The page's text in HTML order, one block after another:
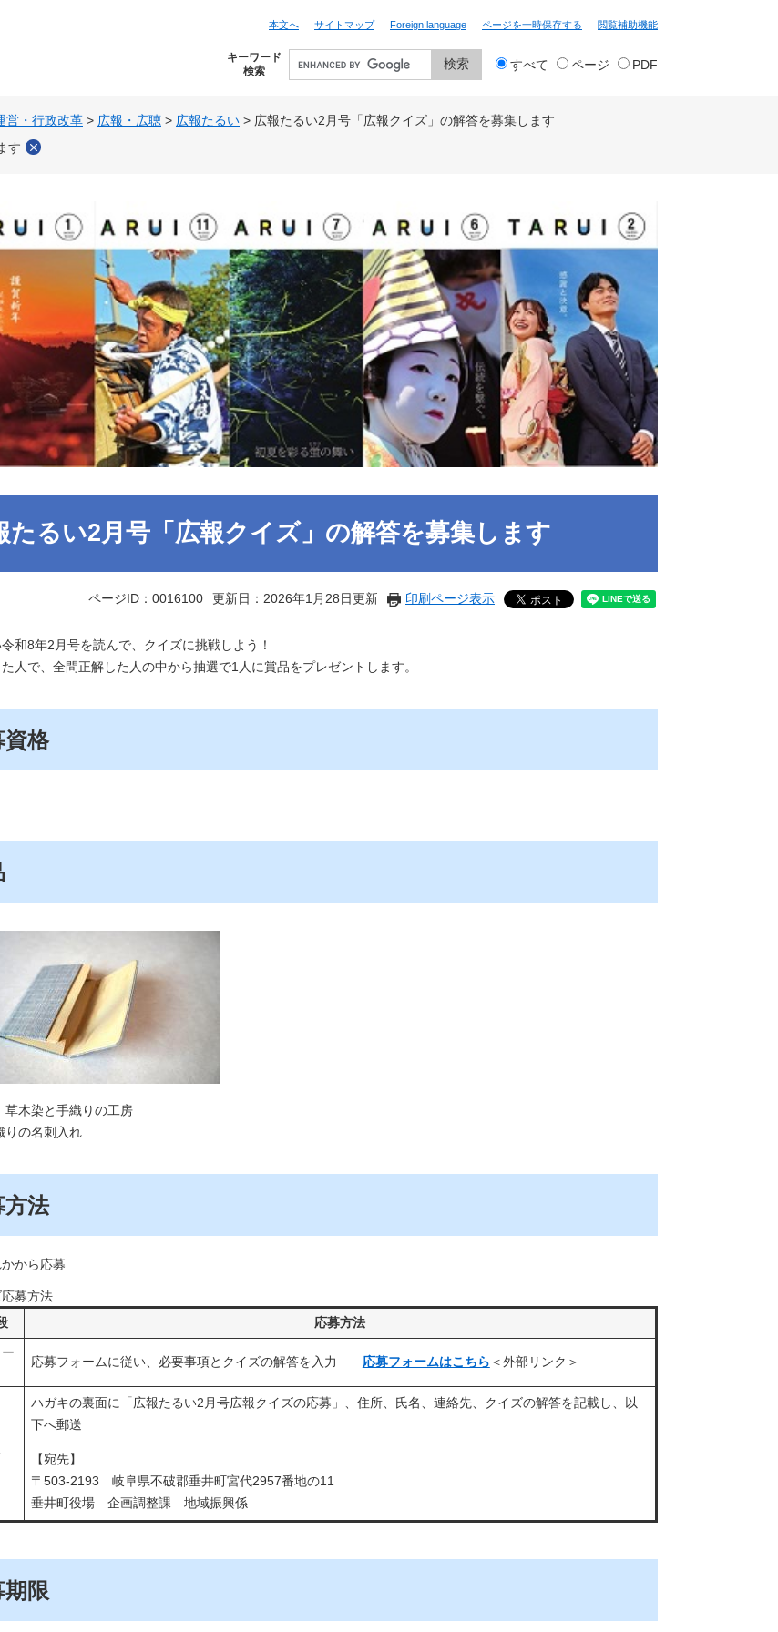
本文へ サイトマップ Foreign language ページを一時保存する 閲覧補助機能
キーワード
検索
検
象
すべて ページ PDF
営・行政改革 > 広報・広聴 > 広報たるい > 広報たるい2月号「広報クイズ」の解答を募集します
す
たるい2月号「広報クイズ」の解答を募集します
ページID：0016100 更新日：2026年1月28日更新 印刷ページ表示
和8年2月号を読んで、クイズに挑戦しよう！
人で、全問正解した人の中から抽選で1人に賞品をプレゼントします。
資格
草木染と手織りの工房
りの名刺入れ
方法
から応募
募方法
応募方法
応募フォームに従い、必要事項とクイズの解答を入力 応募フォームはこちら ＜外部リンク＞
ハガキの裏面に「広報たるい2月号広報クイズの応募」、住所、氏名、連絡先、クイズの解答を記載し、以
下へ郵送
【宛先】
〒503-2193 岐阜県不破郡垂井町宮代2957番地の11
垂井町役場 企画調整課 地域振興係
期限